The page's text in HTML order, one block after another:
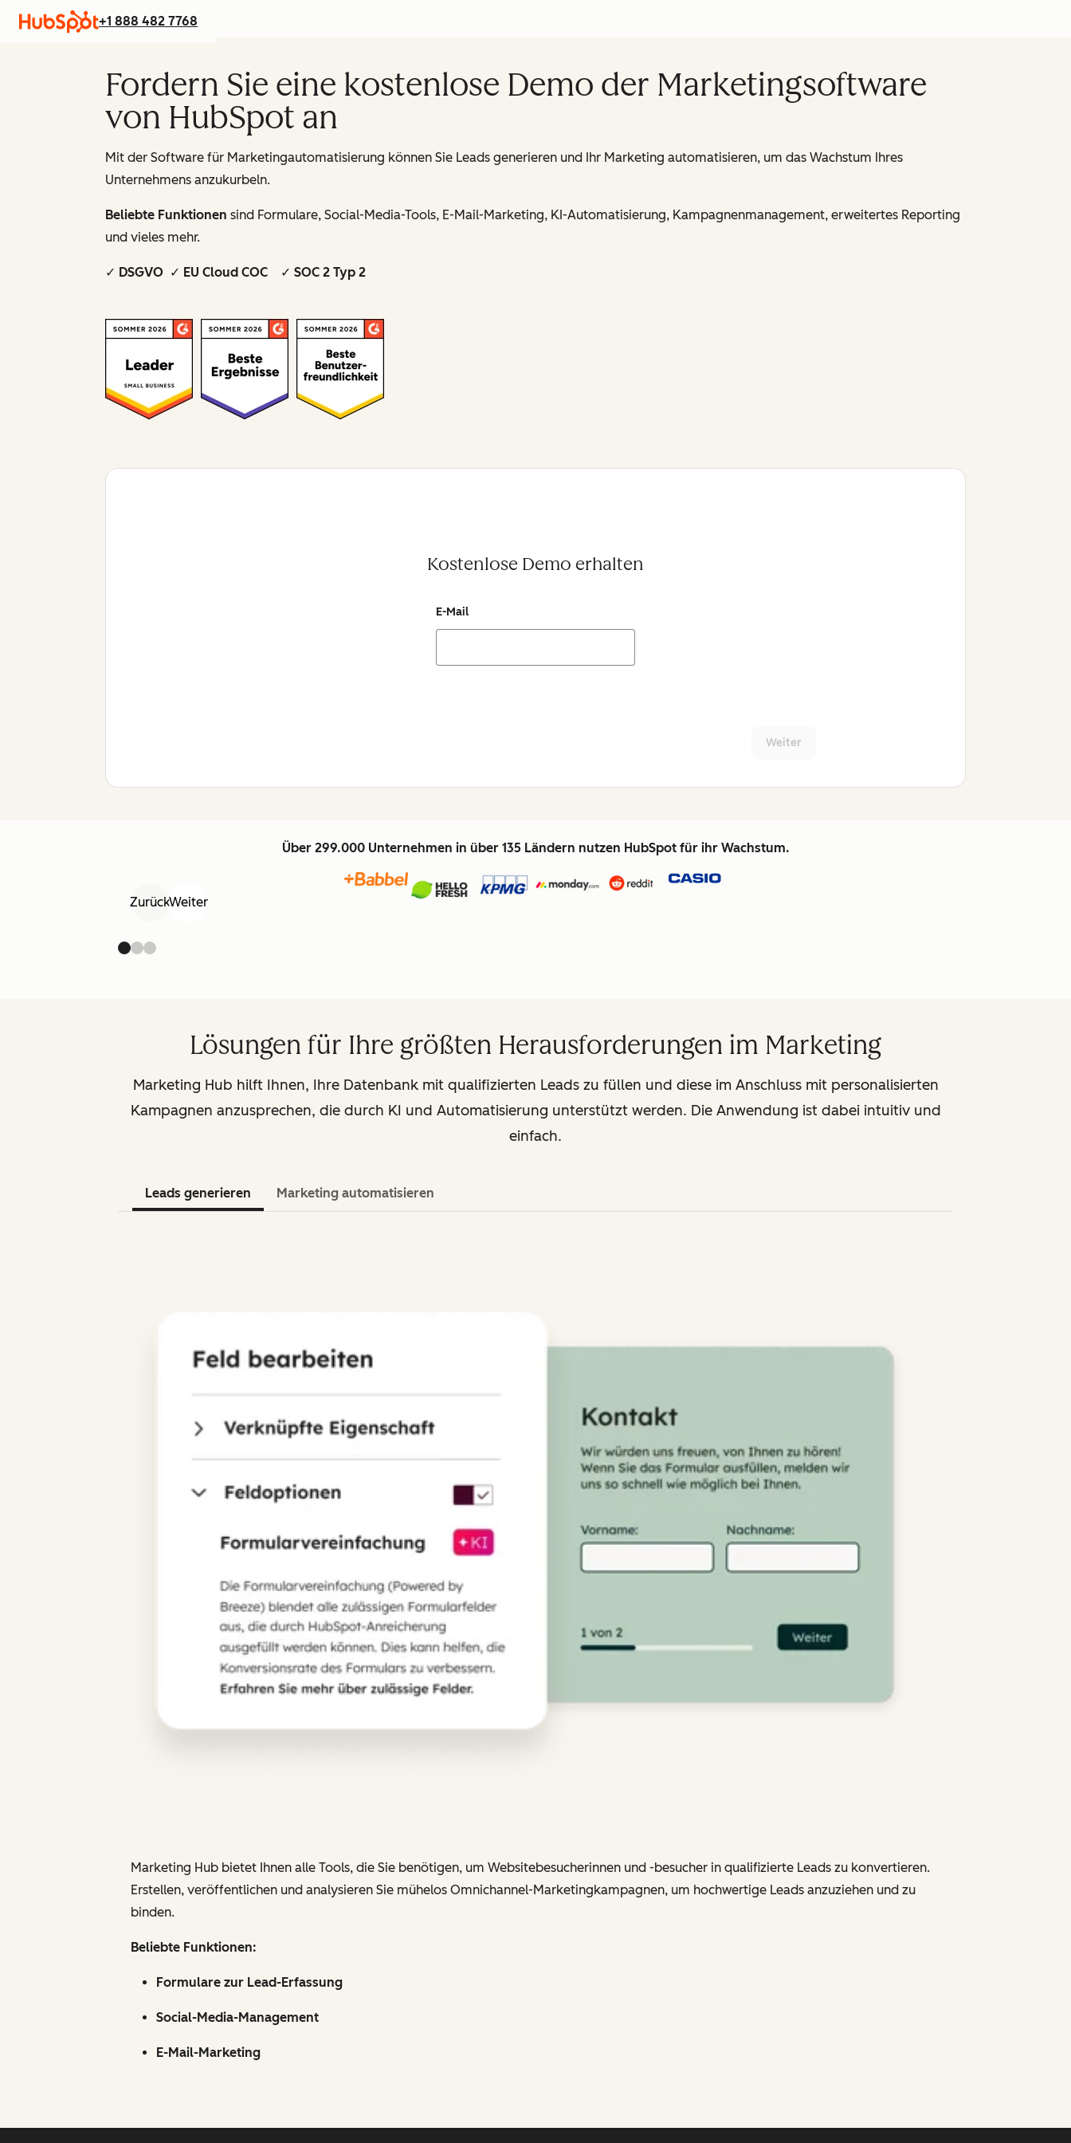
+1 888 482 7768
Fordern Sie eine kostenlose Demo der Marketingsoftware
von HubSpot an
Mit der Software für Marketingautomatisierung können Sie Leads generieren und Ihr Marketing automatisieren, um das Wachstum Ihres
Unternehmens anzukurbeln.
Beliebte Funktionen sind Formulare, Social-Media-Tools, E-Mail-Marketing, KI-Automatisierung, Kampagnenmanagement, erweitertes Reporting
und vieles mehr.
✓ DSGVO ✓ EU Cloud COC ✓ SOC 2 Typ 2
Kostenlose Demo erhalten
E-Mail
Weiter
Über 299.000 Unternehmen in über 135 Ländern nutzen HubSpot für ihr Wachstum.
ZurückWeiter
Lösungen für Ihre größten Herausforderungen im Marketing
Marketing Hub hilft Ihnen, Ihre Datenbank mit qualifizierten Leads zu füllen und diese im Anschluss mit personalisierten
Kampagnen anzusprechen, die durch KI und Automatisierung unterstützt werden. Die Anwendung ist dabei intuitiv und
einfach.
Leads generieren Marketing automatisieren
Marketing Hub bietet Ihnen alle Tools, die Sie benötigen, um Websitebesucherinnen und -besucher in qualifizierte Leads zu konvertieren.
Erstellen, veröffentlichen und analysieren Sie mühelos Omnichannel-Marketingkampagnen, um hochwertige Leads anzuziehen und zu
binden.
Beliebte Funktionen:
Formulare zur Lead-Erfassung
Social-Media-Management
E-Mail-Marketing